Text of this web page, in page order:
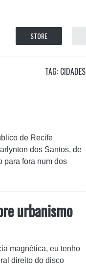
STORE
TAG: CIDADES
de Recife
dos Santos, de
para fora num dos
urbanismo
magnética, eu tenho
direito do disco